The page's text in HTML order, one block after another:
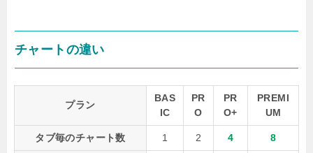
チャートの違い
プラン
BAS
IC
PR
O
PR
O+
PREMI
UM
タブ毎のチャート数 1 2 4 8